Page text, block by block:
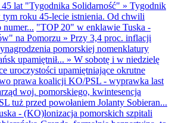
45 lat "Tygodnika Solidarność" » Tygodnik
tym roku 45-lecie istnienia. Od chwili
numer... "TOP 20" w enklawie Tuska -
na Pomorzu » Przy 3,4 proc. inflacji
pomorskiej nomenklatury
upamiętnił... » W sobotę i w niedzielę
uroczystości upamiętniające okrutne
prawa koalicji KO/PSL - wyprawka last
woj. pomorskiego, kwintesencja
tuż przed powołaniem Jolanty Sobieran...
- (KO)lonizacja pomorskich szpitali